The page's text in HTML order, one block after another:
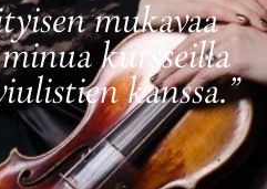
mukavaa
kursseilla
kanssa."